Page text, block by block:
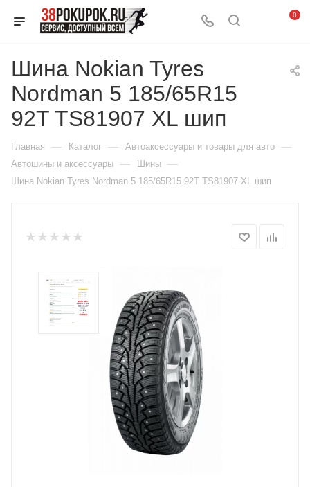
0
Шина Nokian Tyres
Nordman 5 185/65R15
92T TS81907 XL шип
Главная — Каталог — Автоаксессуары и товары для авто —
Автошины и аксессуары — Шины —
Шина Nokian Tyres Nordman 5 185/65R15 92T TS81907 XL шип